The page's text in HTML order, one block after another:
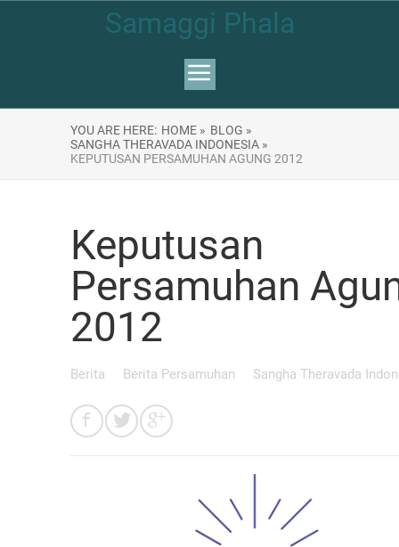
Samaggi Phala
YOU ARE HERE: HOME » BLOG »
SANGHA THERAVADA INDONESIA »
KEPUTUSAN PERSAMUHAN AGUNG 2012
Keputusan
Persamuhan
2012
Berita Berita Persamuhan Sangha Theravada